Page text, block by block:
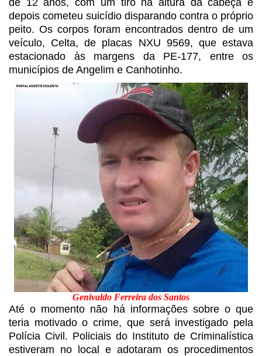
depois cometeu suicídio disparando contra o próprio
peito. Os corpos foram encontrados dentro de um
veículo, Celta, de placas NXU 9569, que estava
estacionado àsmargens da PE-177, entre os
municípios de Angelim e Canhotinho.
Genivaldo Ferreira dos Santos
Até o momento não háinformações sobre o que
teria motivado o crime, que será investigado pela
Polícia Civil. Policiais do Instituto de Criminalística
estiveram no local e adotaram os procedimentos